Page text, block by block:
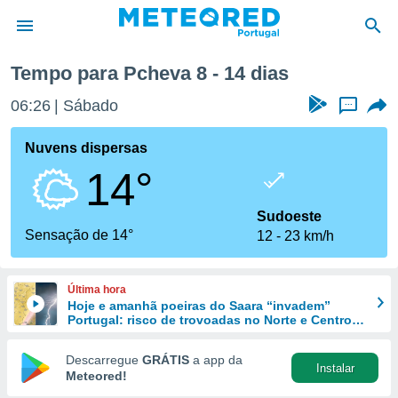
da
foi
fornecidas
a este
das
e
forma
digital
Tempo para Pcheva 8 - 14 dias
06:26 Sábado ...
Nuvens dispersas
14°
Sensação de 14°
Sudoeste
12
23 km/h
Última hora
Hoje e amanhã poeiras do Saara “invadem”
Portugal: risco de trovoadas no Norte e Centro
Descarregue GRÁTIS a app da
Meteored!
Instalar